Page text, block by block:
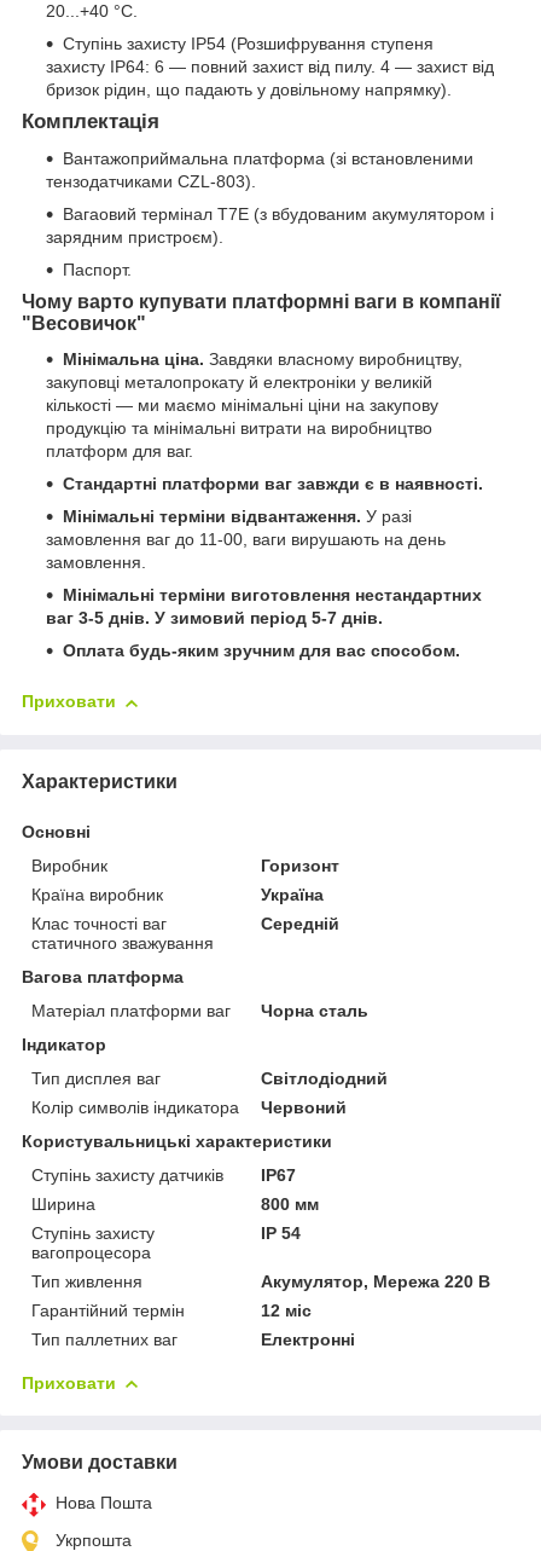
20...+40 °C.
Ступінь захисту IP54 (Розшифрування ступеня
захисту IP64: 6 — повний захист від пилу. 4 — захист від
бризок рідин, що падають у довільному напрямку).
Комплектація
Вантажоприймальна платформа (зі встановленими
тензодатчиками CZL-803).
Вагаовий термінал T7E (з вбудованим акумулятором і
зарядним пристроєм).
Паспорт.
Чому варто купувати платформні ваги в компанії
"Весовичок"
Мінімальна ціна. Завдяки власному виробництву,
закуповці металопрокату й електроніки у великій
кількості — ми маємо мінімальні ціни на закупову
продукцію та мінімальні витрати на виробництво
платформ для ваг.
Стандартні платформи ваг завжди є в наявності.
Мінімальні терміни відвантаження. У разі
замовлення ваг до 11-00, ваги вирушають на день
замовлення.
Мінімальні терміни виготовлення нестандартних
ваг 3-5 днів. У зимовий період 5-7 днів.
Оплата будь-яким зручним для вас способом.
Приховати
Характеристики
Основні
Виробник
Горизонт
Країна виробник
Україна
Клас точності ваг
статичного зважування
Середній
Вагова платформа
Матеріал платформи ваг
Чорна сталь
Індикатор
Тип дисплея ваг
Світлодіодний
Колір символів індикатора
Червоний
Користувальницькі характеристики
Ступінь захисту датчиків
IP67
Ширина
800 мм
Ступінь захисту
вагопроцесора
IP 54
Тип живлення
Акумулятор, Мережа 220 В
Гарантійний термін
12 міс
Тип паллетних ваг
Електронні
Приховати
Умови доставки
Нова Пошта
Укрпошта